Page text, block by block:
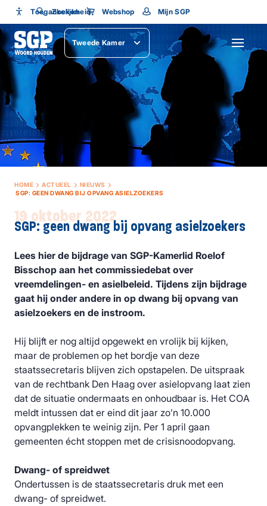
Toegankelijkheid
Toegankelijkheid
Lettergrootte
Zoeken Webshop Mijn SGP
Tweede Kamer SLUITEN
HOME ACTUEEL
NIEUWS
SGP: GEEN DWANG BIJ OPVANG ASIELZOEKERS
19 oktober 2022
SGP: geen dwang bij opvang asielzoekers
Lees hier de bijdrage van SGP-Kamerlid Roelof
Bisschop aan het commissiedebat over
vreemdelingen- en asielbeleid. Tijdens zijn bijdrage
gaat hij onder andere in op dwang bij opvang van
asielzoekers en de instroom.
Hij blijft er nog altijd opgewekt en vrolijk bij kijken,
maar de problemen op het bordje van deze
staatssecretaris blijven zich opstapelen. De uitspraak
van de rechtbank Den Haag over asielopvang laat zien
dat de situatie ondermaats en onhoudbaar is. Het COA
meldt intussen dat er eind dit jaar zo’n 10.000
opvangplekken te weinig zijn. Per 1 april gaan
gemeenten écht stoppen met de crisisnoodopvang.
Dwang- of spreidwet
Ondertussen is de staatssecretaris druk met een
dwang- of spreidwet.